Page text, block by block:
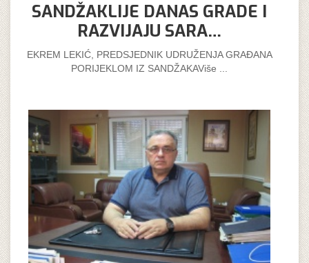
SANDŽAKLIJE DANAS GRADE I
RAZVIJAJU SARA…
EKREM LEKIĆ, PREDSJEDNIK UDRUŽENJA GRAĐANA
PORIJEKLOM IZ SANDŽAKAViše ...